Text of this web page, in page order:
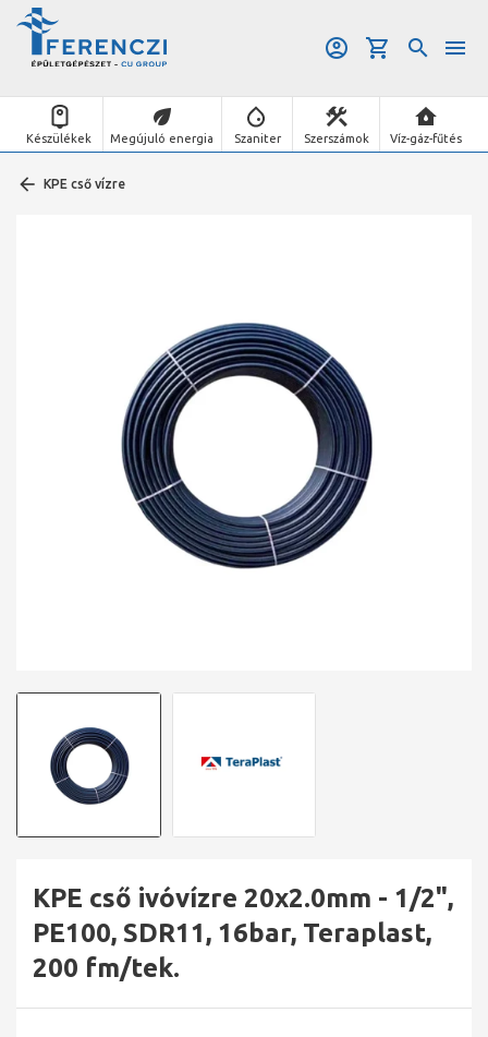
Készülékek Megújuló energia Szaniter Szerszámok Víz-gáz-fűtés
KPE cső vízre
KPE cső ivóvízre 20x2.0mm - 1/2",
PE100, SDR11, 16bar, Teraplast,
200 fm/tek.